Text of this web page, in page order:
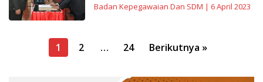
Badan Kepegawaian Dan SDM | 6 April 2023
Navigasi
1 2 … 24 Berikutnya »